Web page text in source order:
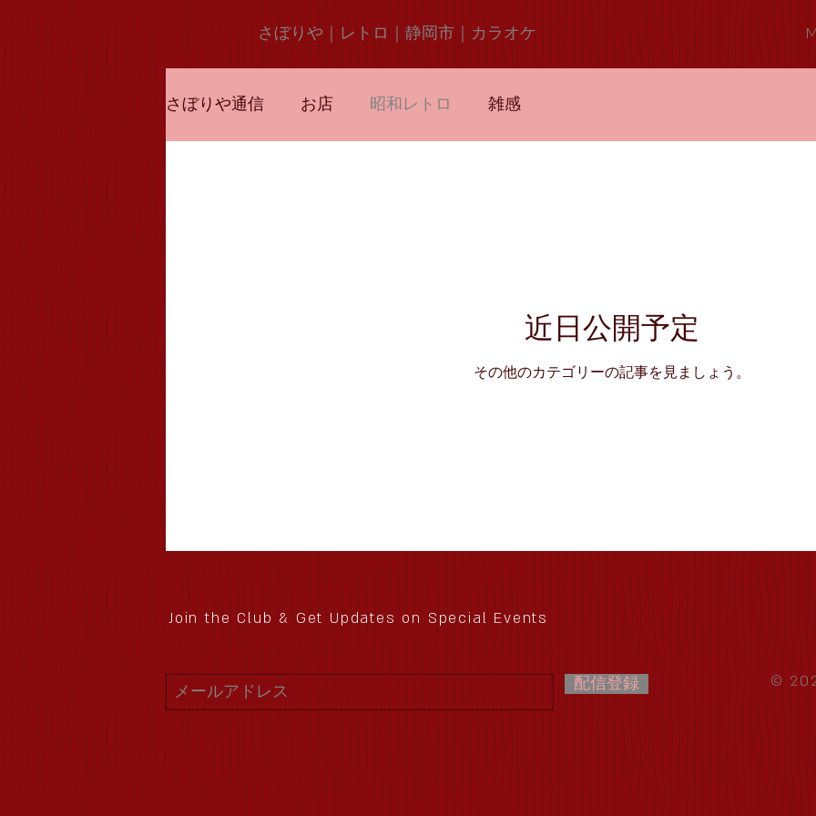
さぼりや｜レトロ｜静岡市｜カラオケ
さぼりや通信 お店 昭和レトロ 雑感
近日公開予定
その他のカテゴリーの記事を見ましょう。
配信登録
Join the Club & Get Updates on Special Events
©